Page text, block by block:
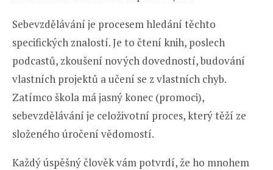
Sebevzdělávání je procesem hledání těchto
specifických znalostí. Je to čtení knih, poslech
podcastů, zkoušení nových dovedností, budování
vlastních projektů a učení se z vlastních chyb.
Zatímco škola má jasný konec (promoci),
sebevzdělávání je celoživotní proces, který těží ze
složeného úročení vědomostí.
Každý úspěšný člověk vám potvrdí, že ho mnohem